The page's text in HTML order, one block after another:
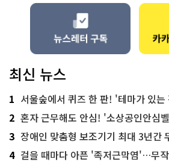
최신 뉴스
1 서울숲에서 퀴즈 한 판! '테마가 있
2 혼자 근무해도 안심! '소상공인안심
3 장애인 맞춤형 보조기기 최대 3년간 무상
4 걸을 때마다 아픈 '족저근막염'…무작정 참